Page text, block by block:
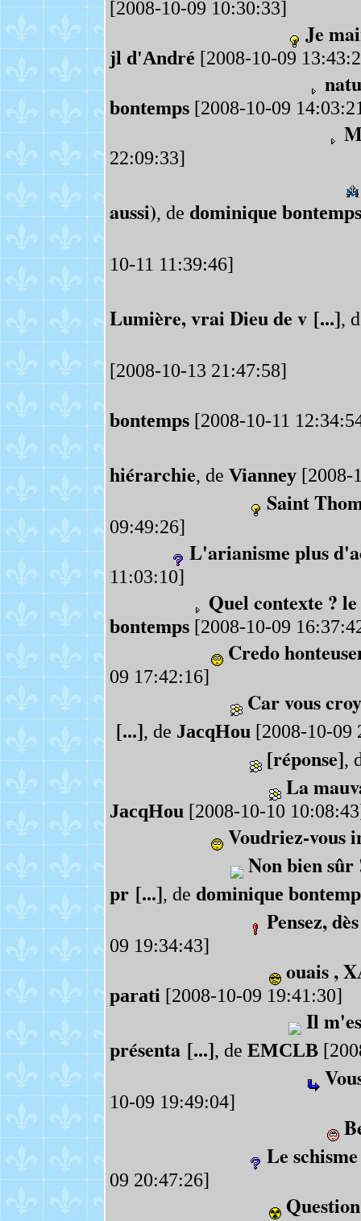
[2008-10-09 10:30:33]
Je
jl d'André [2008-10-09
bontemps[2008-10-09
22:09:33]
aussi), de dominique bontemps
10-11 11:39:46]
Lumière, vrai Dieu de v [...],
[2008-10-13 21:47:58]
bontemps[2008-10-11
hiérarchie, de Vianney[2008-
Saint
09:49:26]
L'arianisme plus
11:03:10]
Quel contexte ?
bontemps[2008-10-09
Credo
09 17:42:16]
Car vous
[...], de JacqHou [2008-10-09
[réponse],
La
JacqHou [2008-10-10
Voudriez-vous
Non bien
pr [...], de dominique
Pensez,
09 19:34:43]
ouais ,
parati [2008-10-09 19:41:30]
Il
présenta [...], de EMCLB
10-09 19:49:04]
Le
09 20:47:26]